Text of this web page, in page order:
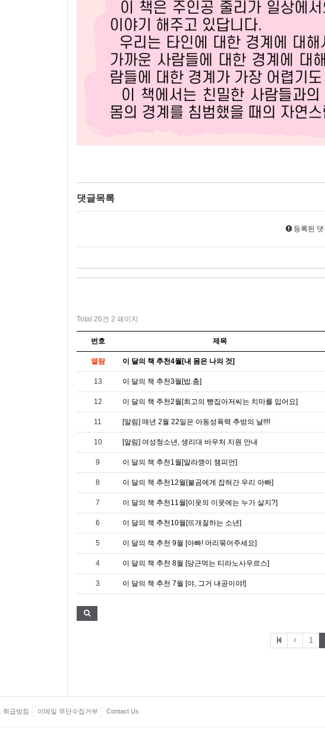
댓글목록
등록된 댓
Total 26건 2 페이지
번호 제목
열람 이 달의 책 추천4월[내 몸은 나의 것]
13 이 달의 책 추천3월[밥.춤]
12 이 달의 책 추천2월[최고의 빵집아저씨는 치마를 입어요]
11 [알림] 매년 2월 22일은 아동성폭력 추방의 날!!!!
10 [알림] 여성청소년, 생리대 바우처 지원 안내
9 이 달의 책 추천1월[말라깽이 챔피언]
8 이 달의 책 추천12월[불곰에게 잡혀간 우리 아빠]
7 이 달의 책 추천11월[이웃의 이웃에는 누가 살지?]
6 이 달의 책 추천10월[뜨개질하는 소년]
5 이 달의 책 추천 9월 [아빠! 머리묶어주세요]
4 이 달의 책 추천 8월 [당근먹는 티라노사우르스]
3 이 달의 책 추천 7월 [야, 그거 내공이야!]
1
취급방침 이메일 무단수집거부 Contact Us